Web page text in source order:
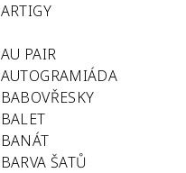
ARTIGY
AU PAIR
AUTOGRAMIÁDA
BABOVŘESKY
BALET
BANÁT
BARVA ŠATŮ